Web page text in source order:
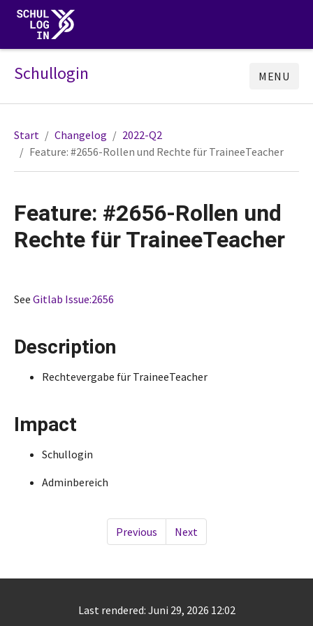
Schullogin MENU
Start Changelog
2022-Q2
Feature: #2656-Rollen und Rechte für TraineeTeacher
Feature: #2656-Rollen und
Rechte für TraineeTeacher
See Gitlab Issue:2656
Description
Rechtevergabe für TraineeTeacher
Impact
Schullogin
Adminbereich
Previous Next
Last rendered: Juni 29, 2026 12:02